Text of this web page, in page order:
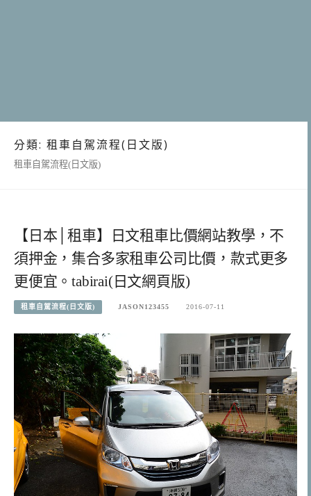
分類: 租車自駕流程(日文版)
租車自駕流程(日文版)
【日本│租車】日文租車比價網站教學，不
須押金，集合多家租車公司比價，款式更多
更便宜。tabirai(日文網頁版)
租車自駕流程(日文版) JASON123455 2016-07-11